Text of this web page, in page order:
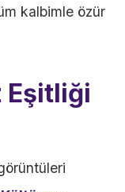
kalbimle özür
Eşitliği